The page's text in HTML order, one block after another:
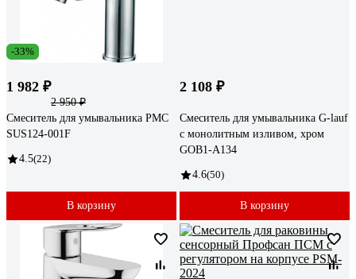
-33%
1 982 ₽
2 950 ₽
Смеситель для умывальника РМС
SUS124-001F
4.5(22)
В корзину
2 108 ₽
Смеситель для умывальника G-lauf
с монолитным изливом, хром
GOB1-A134
4.6(50)
В корзину